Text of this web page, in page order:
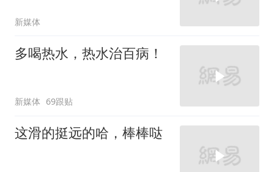
新媒体
多喝热水，热水治百病！
新媒体 69跟贴
这滑的挺远的哈，棒棒哒